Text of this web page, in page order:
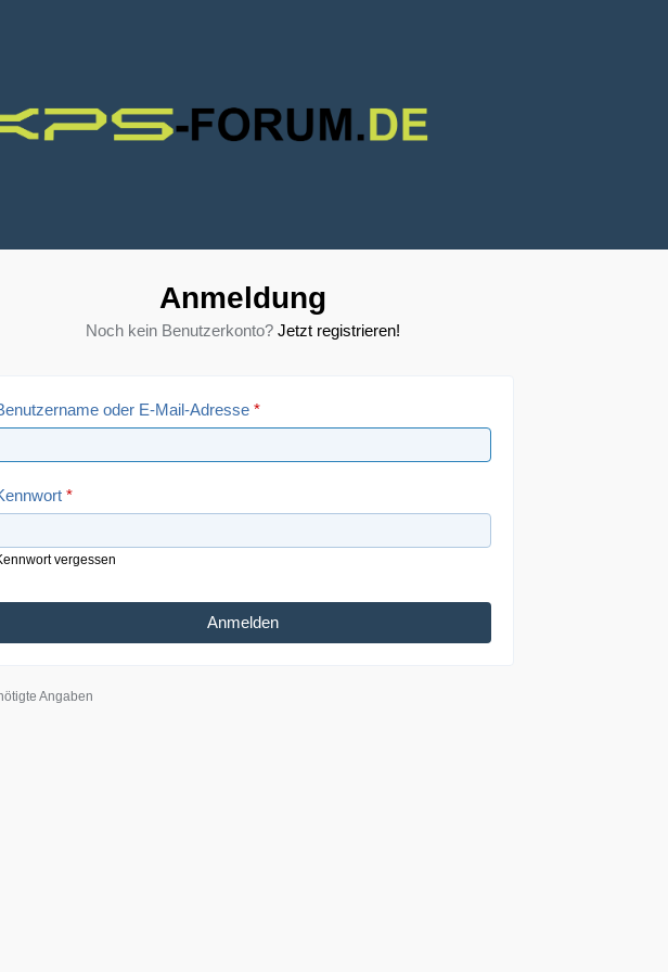
Anmeldung
Noch kein Benutzerkonto? Jetzt registrieren!
oder E-Mail-Adresse *
*
vergessen
Angaben